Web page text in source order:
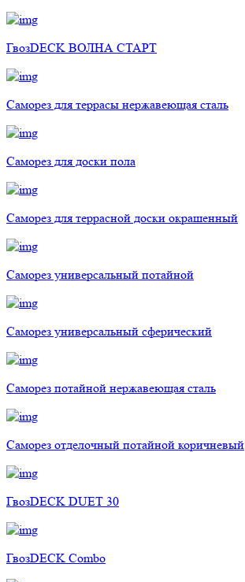
ГвозDECK ВОЛНА СТАРТ
Саморез для террасы нержавеющая сталь
Саморез для доски пола
Саморез для террасной доски окрашенный
Саморез универсальный потайной
Саморез универсальный сферический
Саморез потайной нержавеющая сталь
Саморез отделочный потайной коричневый
ГвозDECK DUET 30
ГвозDECK Combo